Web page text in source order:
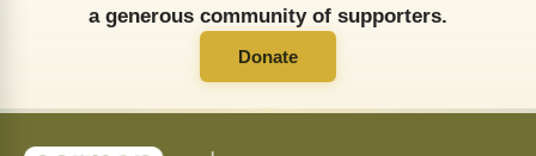
a generous community of supporters.
Donate